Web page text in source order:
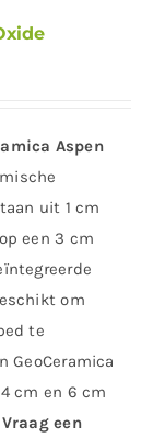
Aspen
uit 1 cm
een 3 cm
om
te
GeoCeramica
cm en 6 cm
Vraag een